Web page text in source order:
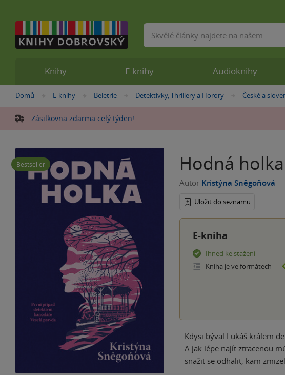
Nacházíte
zde:
Domů »
E-knihy »
Beletrie »
Detektivky, Thrillery a Horory »
České a
Zásilkovna zdarma celý týden!
Bestseller Hodná holka
Autor Kristýna Sněgoňová
Uložit do seznamu
E-kniha
Ihned ke stažení
Kniha je ve formátech
Kdysi býval Lukáš králem
A jak lépe najít ztracenou
snažit se odhalit, kam
Knihy E-knihy Audioknihy
Vyhledávání